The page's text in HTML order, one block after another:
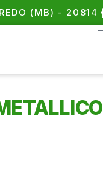
(MB) - 20814